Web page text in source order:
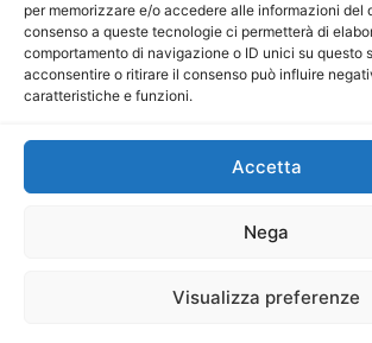
per memorizzare e/o accedere alle informazioni del
consenso a queste tecnologie ci permetterà di
comportamento di navigazione o ID unici su questo
acconsentire o ritirare il consenso può influire
caratteristiche e funzioni.
Accetta
Nega
Visualizza preferenze
Direttore Editoriale: Maurizio
Direttore Responsabile: Maria
P.IVA: 06334930820
Mercurio Comunicazione Società
iscritta al Registro degli Operatori di
Sito gestito daLa Digitale srl–